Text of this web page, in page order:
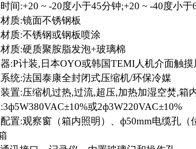
间:+20 ~ -20度小于45分钟;+20 ~ -40度小
质:镜面不锈钢板
质:不锈钢或钢板喷涂
质:硬质聚胺脂发泡+玻璃棉
:P计装,日本OYO或韩国TEMI人机介面触摸
统:法国泰康全封闭式压缩机/环保冷媒
置:压缩机过热,过流,超压,加热加湿空焚,箱
或2ф3W220VAC±10%
置:观察窗（箱内照明）、ф50mm电缆孔（